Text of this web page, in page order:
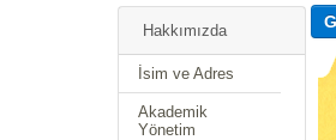
Hakkımızda
İsim ve Adres
Akademik
Yönetim